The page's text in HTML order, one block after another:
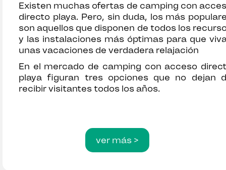
Existen muchas ofertas de camping con
directo playa. Pero, sin duda, los más
son aquellos que disponen de todos los
y las instalaciones más óptimas para que
unas vacaciones de verdadera relajación
En el mercado de camping con acceso
playa figuran tres opciones que no dejan
recibir visitantes todos los años.
ver más >